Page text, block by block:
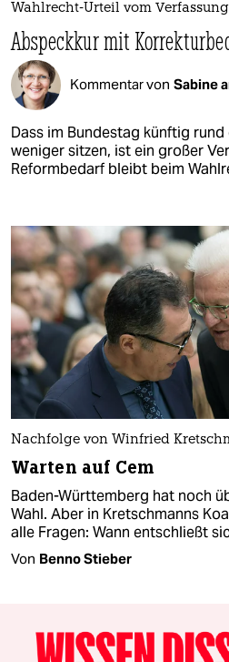
Wahlrecht-Urteil vom
Abspeckkur mit
Kommentar von Sabine
Dass im Bundestag künftig
weniger sitzen, ist ein großer
Reformbedarf bleibt beim
Nachfolge von Winfried
Warten auf Cem
Baden-Württemberg hat noch
Wahl. Aber in Kretschmanns
alle Fragen: Wann entschließt
Von Benno Stieber